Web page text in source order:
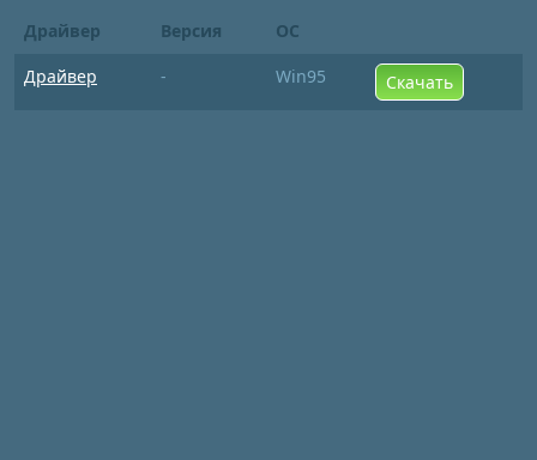
Драйвер Версия
ОС
Драйвер
- Win95 Скачать